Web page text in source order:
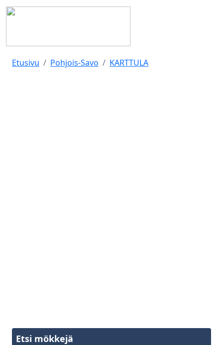
Etusivu Pohjois-Savo KARTTULA
Etsi mökkejä